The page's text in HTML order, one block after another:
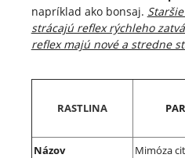
napríklad ako bonsaj.
strácajú reflex rýchleho
reflex majú nové a stredne
RASTLINA
Názov
Mimóza